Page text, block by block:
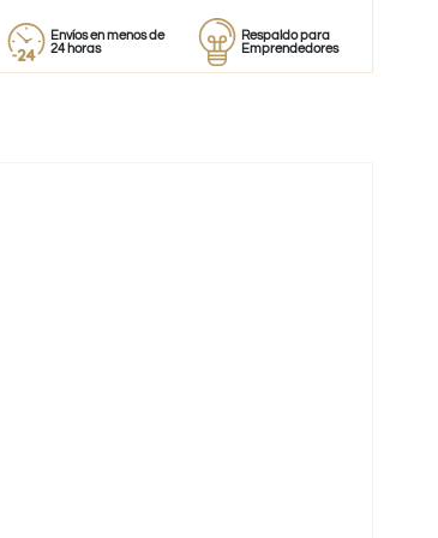
Envíos en menos de
24 horas
Respaldo para
Emprendedores